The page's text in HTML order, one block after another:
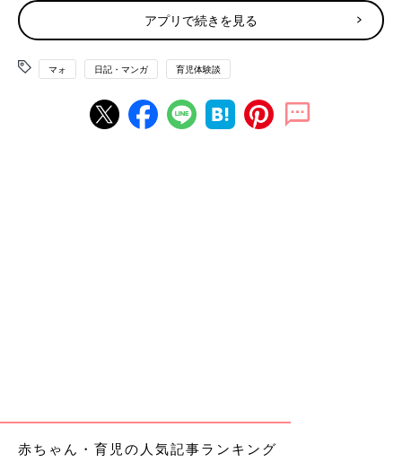
アプリで続きを見る
マォ 日記・マンガ 育児体験談
赤ちゃん・育児の人気記事ランキング